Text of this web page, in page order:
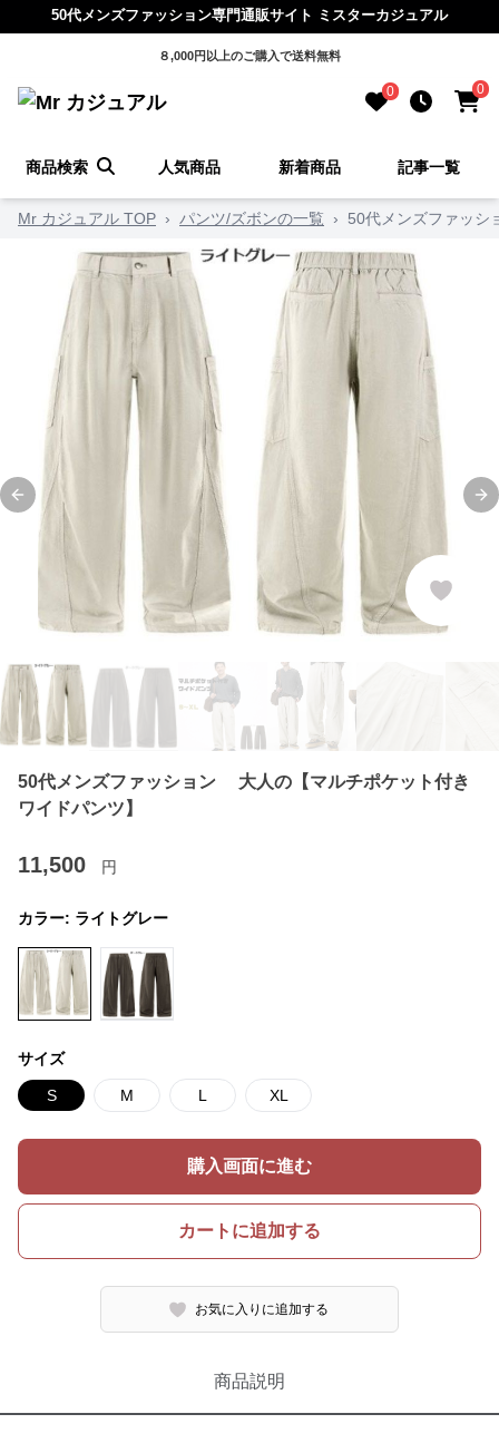
50代メンズファッション専門通販サイト ミスターカジュアル
８,000円以上のご購入で送料無料
0 0
商品検索 人気商品 新着商品 記事一覧
Mr カジュアル TOP › パンツ/ズボンの一覧 › 50代メンズファッ
Previous slide
50代メンズファッション 大人の【マルチポケット付き
ワイドパンツ】
11,500 円
カラー: ライトグレー
サイズ
S M L XL
購入画面に進む
カートに追加する
お気に入りに追加する
商品説明